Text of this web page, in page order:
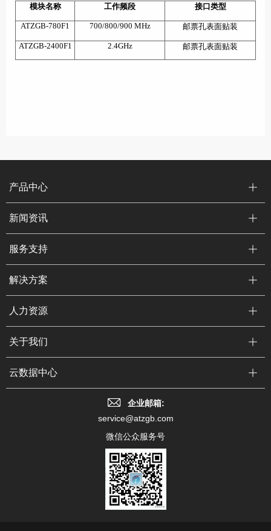
模块名称 工作频段 接口类型
ATZGB-780F1 700/800/900 MHz 邮票孔表面贴装
ATZGB-2400F1 2.4GHz 邮票孔表面贴装
产品中心
新闻资讯
服务支持
解决方案
人力资源
关于我们
云数据中心
企业邮箱:
service@atzgb.com
微信公众服务号